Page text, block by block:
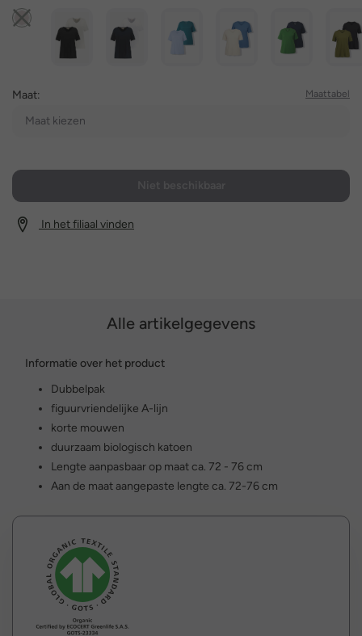
Maat: Maattabel
Maat kiezen
In het filiaal vinden
Alle artikelgegevens
Informatie over het product
Dubbelpak
figuurvriendelijke A-lijn
korte mouwen
duurzaam biologisch katoen
Lengte aanpasbaar op maat ca. 72 - 76 cm
Aan de maat aangepaste lengte ca. 72-76 cm